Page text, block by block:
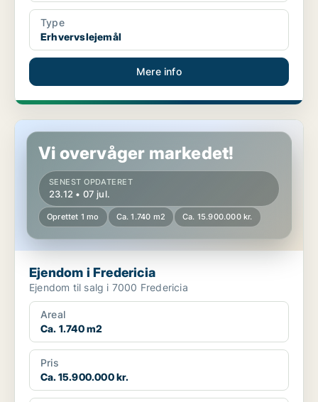
Type
Erhvervslejemål
Mere info
Ejendom i Fredericia
Vi overvåger markedet!
SENEST OPDATERET
23.12 • 07 jul.
Oprettet 1 mo Ca. 1.740 m2 Ca. 15.900.000 kr.
Ejendom i Fredericia
Ejendom til salg i 7000 Fredericia
Areal
Ca. 1.740 m2
Pris
Ca. 15.900.000 kr.